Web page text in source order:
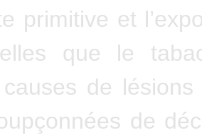
primitive et
que le
de
de